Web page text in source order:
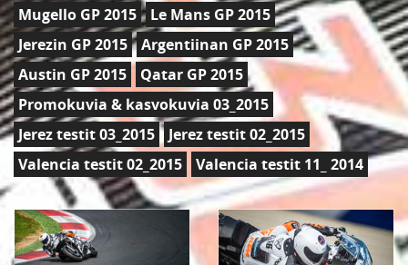
Mugello GP 2015
Le Mans GP 2015
Jerezin GP 2015
Argentiinan GP 2015
Austin GP 2015
Qatar GP 2015
Promokuvia & kasvokuvia 03_2015
Jerez testit 03_2015
Jerez testit 02_2015
Valencia testit 02_2015
Valencia testit 11_ 2014